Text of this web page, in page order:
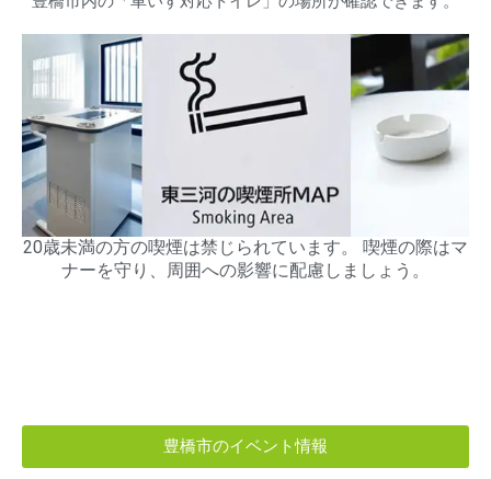
20歳未満の方の喫煙は禁じられています。 喫煙の際はマ
ナーを守り、周囲への影響に配慮しましょう。
豊橋市のイベント情報